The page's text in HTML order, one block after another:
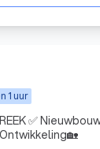
1 uur
✅